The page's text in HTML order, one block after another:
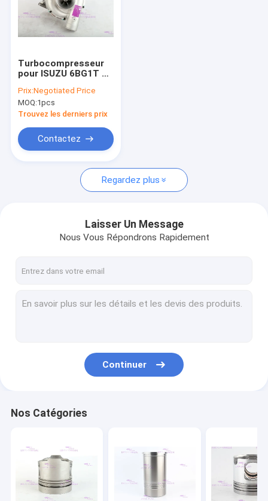
Turbocompresseur
pour ISUZU 6BG1T 1-
Prix:Negotiated Price
MOQ:1pcs
Trouvez les derniers prix
Contactez
Regardez plus
Laisser Un Message
Nous Vous Répondrons Rapidement
Continuer
Nos Catégories